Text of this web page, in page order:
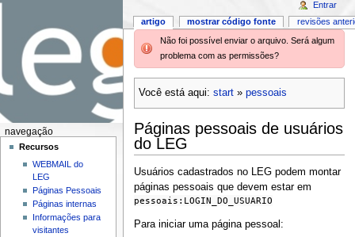
Não foi possível enviar o arquivo. Será algum
problema com as permissões?
Você está aqui: start» pessoais
Páginas pessoais de usuários
do LEG
Usuários cadastrados no LEG podem montar
páginas pessoais que devem estar em
pessoais:LOGIN_DO_USUARIO
Para iniciar uma página pessoal:
artigo mostrar código fonte revisões
Entrar
navegação
Recursos
WEBMAIL do
LEG
Páginas Pessoais
Páginas internas
Informações para
visitantes